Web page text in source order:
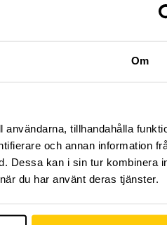
Om
tillhandahålla
och annan information
Dessa kan i sin tur kombinera
du har använt deras tjänster.